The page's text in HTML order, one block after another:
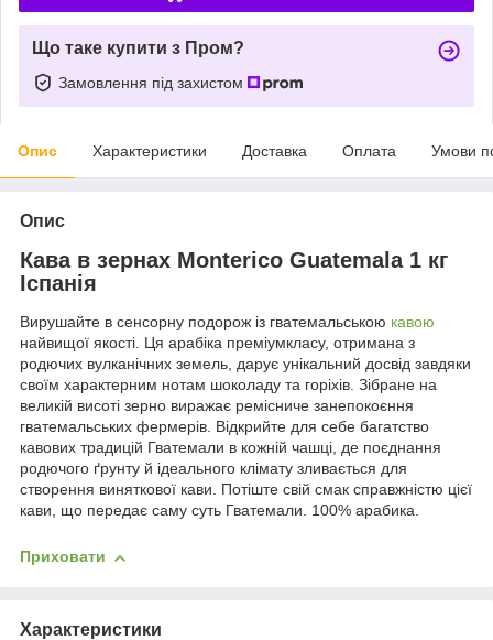
Що таке купити з Пром?
Замовлення під захистом
Опис Характеристики Доставка Оплата Умови
Опис
Кава в зернах Monterico Guatemala 1 кг
Іспанія
Вирушайте в сенсорну подорож із гватемальською кавою
найвищої якості. Ця арабіка преміумкласу, отримана з
родючих вулканічних земель, дарує унікальний досвід завдяки
своїм характерним нотам шоколаду та горіхів. Зібране на
великій висоті зерно виражає ремісниче занепокоєння
гватемальських фермерів. Відкрийте для себе багатство
кавових традицій Гватемали в кожній чашці, де поєднання
родючого ґрунту й ідеального клімату зливається для
створення виняткової кави. Потіште свій смак справжністю цієї
кави, що передає саму суть Гватемали. 100% арабика.
Приховати
Характеристики